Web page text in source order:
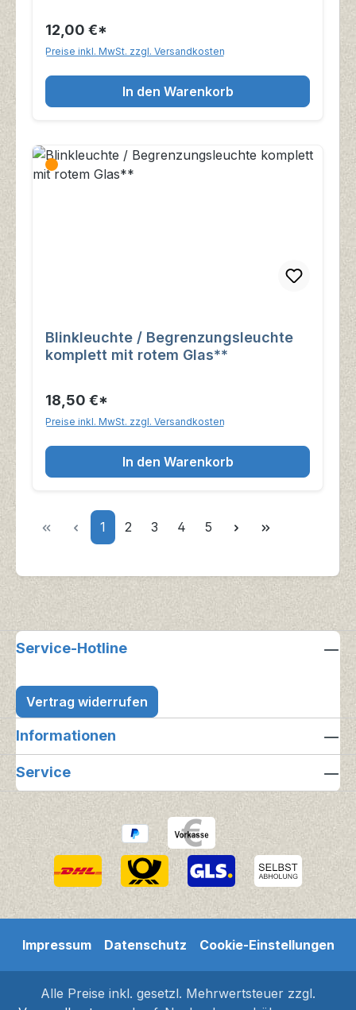
12,00 €*
Preise inkl. MwSt. zzgl. Versandkosten
In den Warenkorb
Blinkleuchte / Begrenzungsleuchte
komplett mit rotem Glas**
18,50 €*
Preise inkl. MwSt. zzgl. Versandkosten
In den Warenkorb
Seite
1 Seite
2 Seite
3 Seite
4 Seite
5
Service-Hotline
Vertrag widerrufen
Informationen
Service
Impressum Datenschutz Cookie-Einstellungen
Alle Preise inkl. gesetzl. Mehrwertsteuer zzgl.